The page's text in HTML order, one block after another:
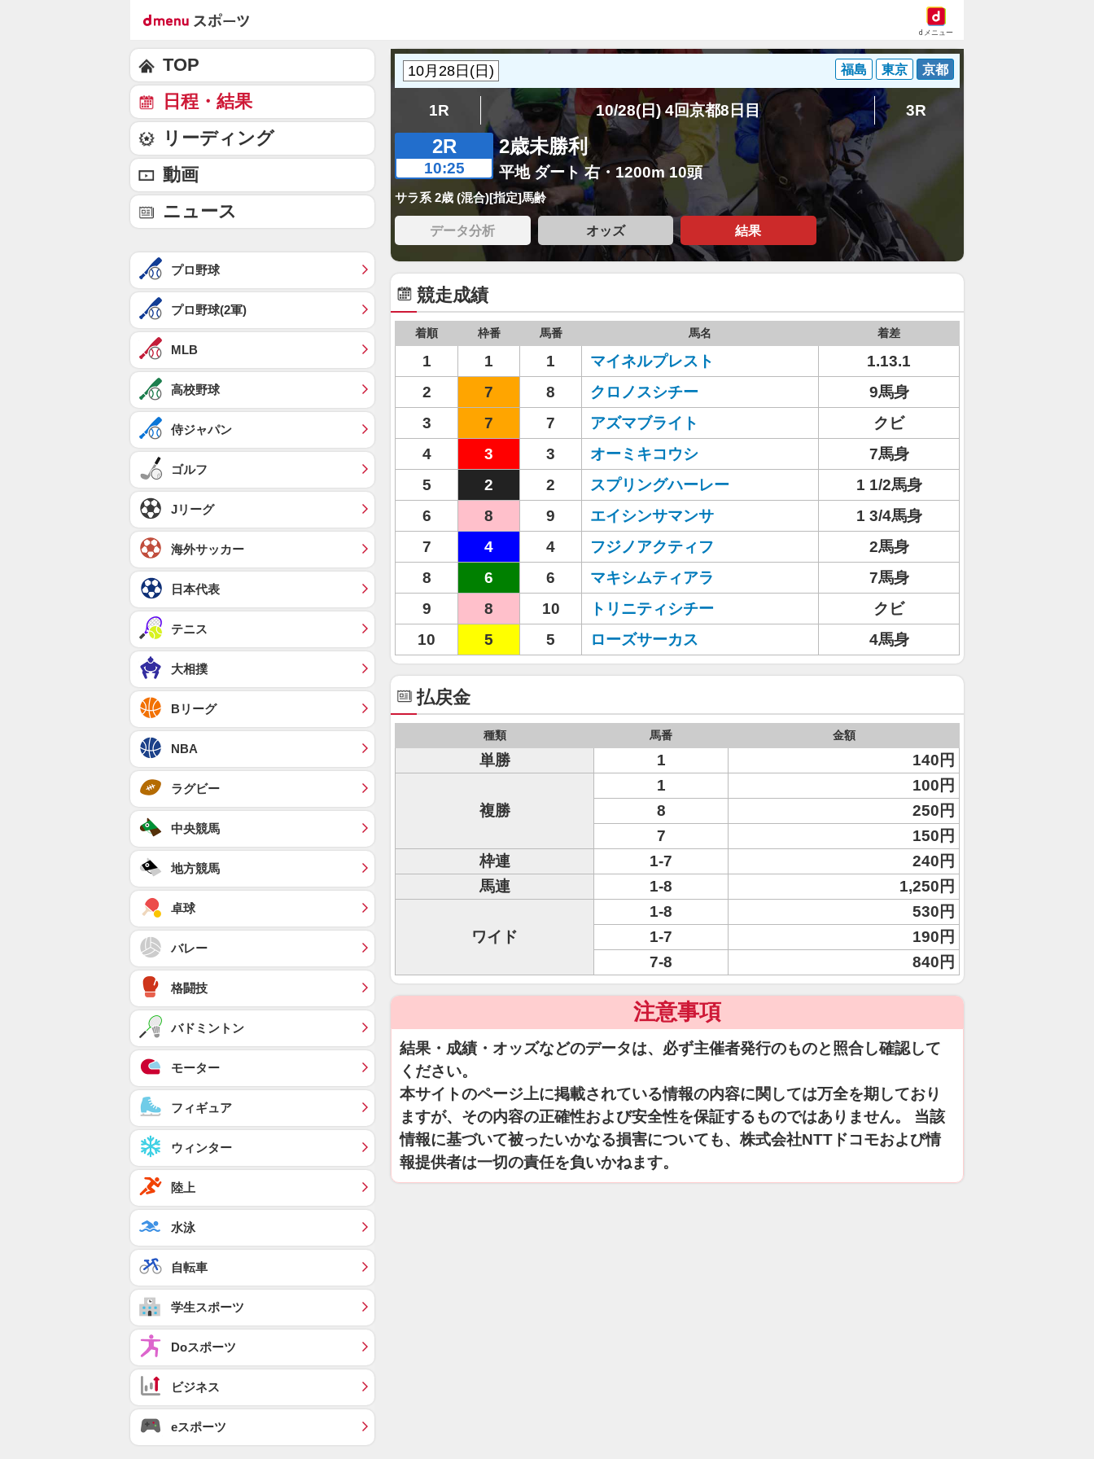
dメニュー
福島 東京 京都
1R 10/28(日) 4回京都8日目 3R
2R
10:25
2歳未勝利
平地 ダート 右・1200m 10頭
サラ系 2歳 (混合)[指定]馬齢
データ分析 オッズ 結果
競走成績
着順 枠番 馬番 馬名 着差
1 1 1 マイネルプレスト
1.13.1
2
7 8 クロノスシチー
9馬身
3
7 7 アズマブライト
クビ
4
3 3 オーミキコウシ
7馬身
5
2 2 スプリングハーレー
1 1/2馬身
6
8 9 エイシンサマンサ
1 3/4馬身
7
4 4 フジノアクティフ
2馬身
8
6 6 マキシムティアラ
7馬身
9
8 10 トリニティシチー
クビ
10
5 5 ローズサーカス 4馬身
払戻金
種類 馬番 金額
単勝 1 140円
複勝
1
100円
8
250円
7
150円
枠連
1-7
240円
馬連
1-8 1,250円
ワイド
1-8
530円
1-7
190円
7-8
840円
注意事項
結果・成績・オッズなどのデータは、必ず主催者発行のものと照合し確認して
ください。
本サイトのページ上に掲載されている情報の内容に関しては万全を期しており
ますが、その内容の正確性および安全性を保証するものではありません。 当該
情報に基づいて被ったいかなる損害についても、株式会社NTTドコモおよび情
報提供者は一切の責任を負いかねます。
TOP
日程・結果
リーディング
動画
ニュース
プロ野球
プロ野球(2軍)
MLB
高校野球
侍ジャパン
ゴルフ
Jリーグ
海外サッカー
日本代表
テニス
大相撲
Bリーグ
NBA
ラグビー
中央競馬
地方競馬
卓球
バレー
格闘技
バドミントン
モーター
フィギュア
ウィンター
陸上
水泳
自転車
学生スポーツ
Doスポーツ
ビジネス
eスポーツ